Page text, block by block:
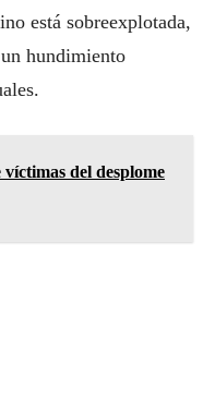
está sobreexplotada,
hundimiento
del desplome